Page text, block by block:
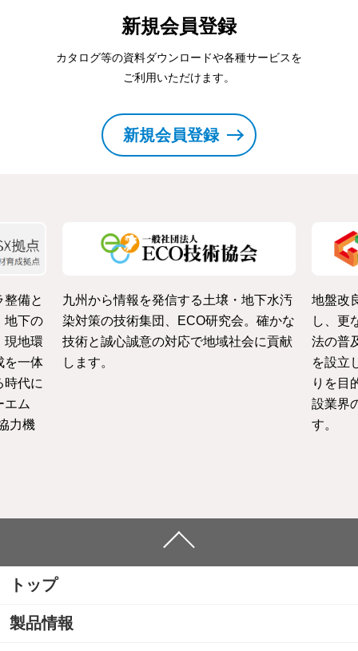
新規会員登録
カタログ等の資料ダウンロードや各種サービスを
ご利用いただけます。
新規会員登録
備と
地下の
現地環
を一体
時代に
エム
力機
九州から情報を発信する土壌・地下水汚
染対策の技術集団、ECO研究会。確かな
技術と誠心誠意の対応で地域社会に貢献
します。
地盤改
し、更
法の普
を設立
りを目
設業界
す。
トップ
製品情報